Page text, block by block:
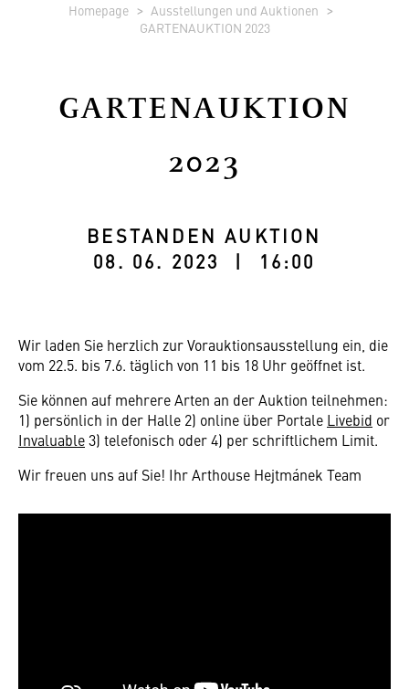
Homepage
Ausstellungen und Auktionen
GARTENAUKTION 2023
GARTENAUKTION
2023
BESTANDEN AUKTION
08. 06. 2023 | 16:00
Wir laden Sie herzlich zur Vorauktionsausstellung ein, die
vom 22.5. bis 7.6. täglich von 11 bis 18 Uhr geöffnet ist.
Sie können auf mehrere Arten an der Auktion teilnehmen:
1) persönlich in der Halle 2) online über Portale Livebid or
Invaluable3) telefonisch oder 4) per schriftlichem Limit.
Wir freuen uns auf Sie! Ihr Arthouse Hejtmánek Team